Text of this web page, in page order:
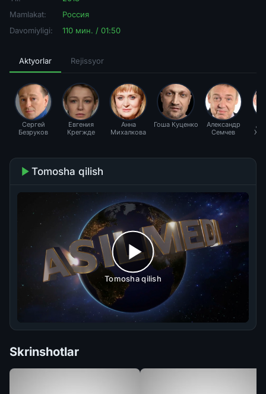
Mamlakat:
Россия
Davomiyligi:
110 мин. / 01:50
Aktyorlar Rejissyor
Сергей
Безруков
Евгения
Крегжде
Анна
Михалкова
Гоша Куценко
Александр
Семчев
Tomosha qilish
Tomosha qilish
Skrinshotlar